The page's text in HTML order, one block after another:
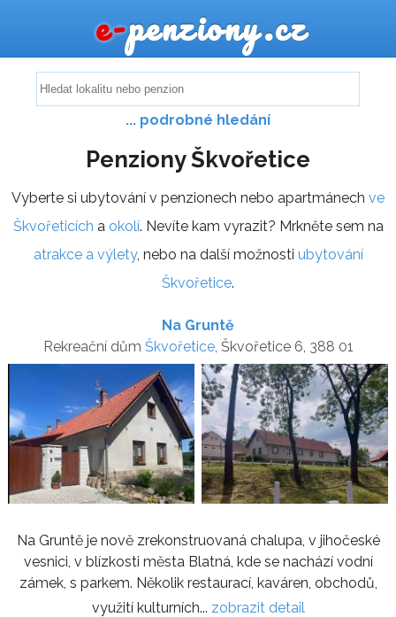
e-penziony.cz
... podrobné hledání
Penziony Škvořetice
Vyberte si ubytování v penzionech nebo apartmánech ve
Škvořeticích a okolí. Nevíte kam vyrazit? Mrkněte sem na
atrakce a výlety, nebo na další možnosti ubytování
Škvořetice.
Na Gruntě
Rekreační dům Škvořetice, Škvořetice 6, 388 01
Na Gruntě je nově zrekonstruovaná chalupa, v jihočeské
vesnici, v blízkosti města Blatná, kde se nachází vodní
zámek, s parkem. Několik restaurací, kaváren, obchodů,
využití kulturních... zobrazit detail